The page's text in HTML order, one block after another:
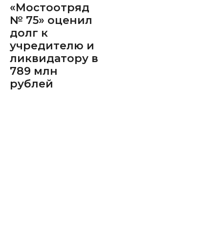
«Мостоотряд
№ 75» оценил
долг к
учредителю и
ликвидатору в
789 млн
рублей